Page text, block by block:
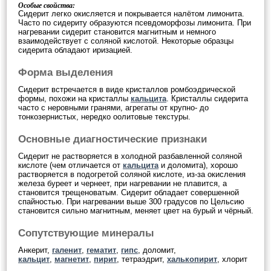
Особые свойства:
Сидерит легко окисляется и покрывается налётом лимонита.
Часто по сидериту образуются псевдоморфозы лимонита. При
нагревании сидерит становится магнитным и немного
взаимодействует с соляной кислотой. Некоторые образцы
сидерита обладают иризацией.
Форма выделения
Сидерит встречается в виде кристаллов ромбоэдрической
формы, похожи на кристаллы кальцита . Кристаллы сидерита
часто с неровными гранями, агрегаты от крупно- до
тонкозернистых, нередко оолитовые текстуры.
Основные диагностические признаки
Сидерит не растворяется в холодной разбавленной соляной
кислоте (чем отличается от кальцита и доломита), хорошо
растворяется в подогретой соляной кислоте, из-за окисления
железа буреет и чернеет, при нагревании не плавится, а
становится трещеноватым. Сидерит обладает совершенной
спайностью. При нагревании выше 300 градусов по Цельсию
становится сильно магнитным, меняет цвет на бурый и чёрный.
Сопутствующие минералы
Анкерит, галенит гематит гипс , доломит,
кальцит магнетит пирит , тетраэдрит, халькопирит , хлорит